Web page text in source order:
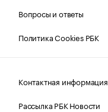
Вопросы и ответы
Политика Cookies РБК
Контактная информация
Рассылка РБК Новости